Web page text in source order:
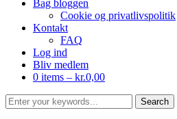
Bag bloggen
Cookie og privatlivspolitik
Kontakt
FAQ
Log ind
Bliv medlem
0 items – kr.0,00